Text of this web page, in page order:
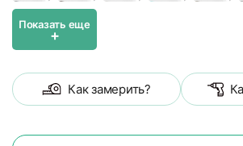
Показать еще
+
Как замерить?